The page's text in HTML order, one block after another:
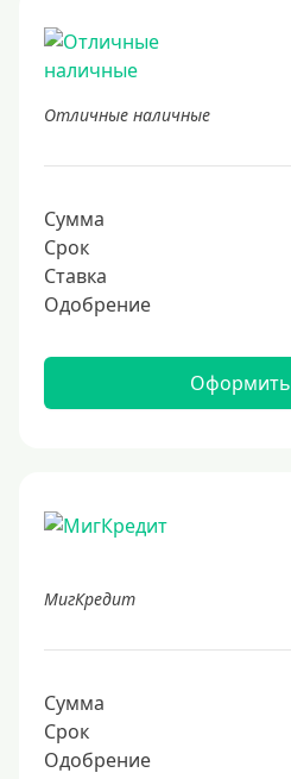
Отличные наличные
Сумма
Срок
Ставка
Одобрение
Оформить
МигКредит
Сумма
Срок
Одобрение